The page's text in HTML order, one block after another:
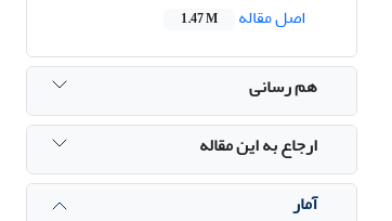
اصل مقاله
1.47 M
هم رسانی
ارجاع به این مقاله
آمار